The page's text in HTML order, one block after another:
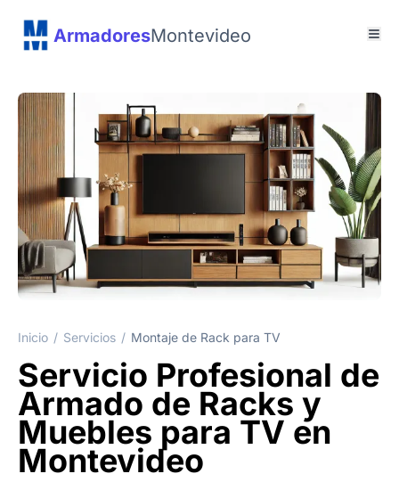
ArmadoresMontevideo
Inicio / Servicios / Montaje de Rack para TV
Servicio Profesional de
Armado de Racks y
Muebles para TV en
Montevideo